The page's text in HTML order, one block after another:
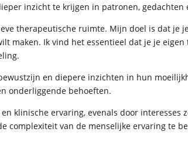
inzicht te krijgen in patronen, gedachten
therapeutische ruimte. Mijn doel is dat je
maken. Ik vind het essentieel dat je je
en diepere inzichten in hun
onderliggende behoeften.
klinische ervaring, evenals door interesses
complexiteit van de menselijke ervaring te